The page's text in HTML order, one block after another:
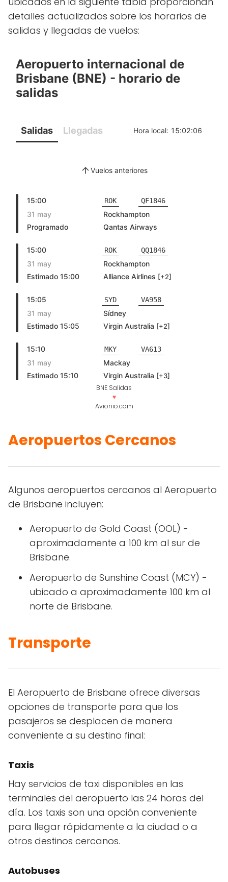
detalles actualizados sobre los horarios de
salidas y llegadas de vuelos:
BNE Salidas
♥
Avionio.com
Aeropuertos Cercanos
Algunos aeropuertos cercanos al Aeropuerto
de Brisbane incluyen:
Aeropuerto de Gold Coast (OOL) -
aproximadamente a 100 km al sur de
Brisbane.
Aeropuerto de Sunshine Coast (MCY) -
ubicado a aproximadamente 100 km al
norte de Brisbane.
Transporte
El Aeropuerto de Brisbane ofrece diversas
opciones de transporte para que los
pasajeros se desplacen de manera
conveniente a su destino final:
Taxis
Hay servicios de taxi disponibles en las
terminales del aeropuerto las 24 horas del
día. Los taxis son una opción conveniente
para llegar rápidamente a la ciudad o a
otros destinos cercanos.
Autobuses